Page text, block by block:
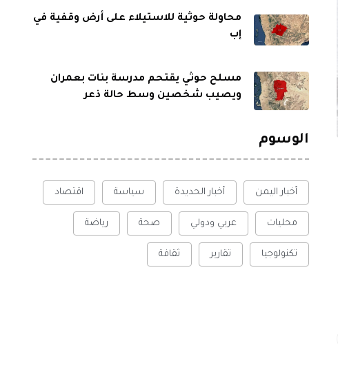
محاولة حوثية للاستيلاء على أرض وقفية في
إب
مسلح حوثي يقتحم مدرسة بنات بعمران
ويصيب شخصين وسط حالة ذعر
الوسوم
أخبار اليمن أخبار الحديدة سياسة اقتصاد
محليات عربي ودولي صحة رياضة
تكنولوجيا تقارير ثقافة